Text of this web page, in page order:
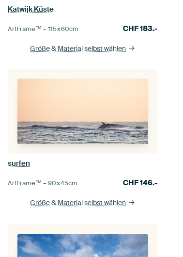
Katwijk Küste
ArtFrame™ –115×60cm CHF183.-
Größe & Material selbst wählen
surfen
ArtFrame™ –90×45cm CHF146.-
Größe & Material selbst wählen